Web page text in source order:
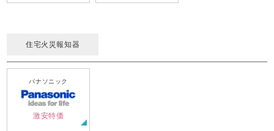
住宅火災報知器
パナソニック
激安特価